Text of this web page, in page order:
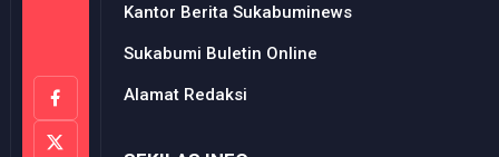
Kantor Berita Sukabuminews
Sukabumi Buletin Online
Alamat Redaksi